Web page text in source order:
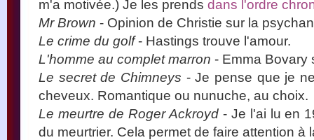
m'a motivée.) Je les prends dans l'ordre
Mr Brown - Opinion de Christie sur la
Le crime du golf- Hastings trouve l'amour.
L'homme au complet marron - Emma Bovary
Le secret de Chimneys - Je pense que je
cheveux. Romantique ou nunuche, au choix.
Le meurtre de Roger Ackroyd- Je l'ai lu en
du meurtrier. Cela permet de faire attention à